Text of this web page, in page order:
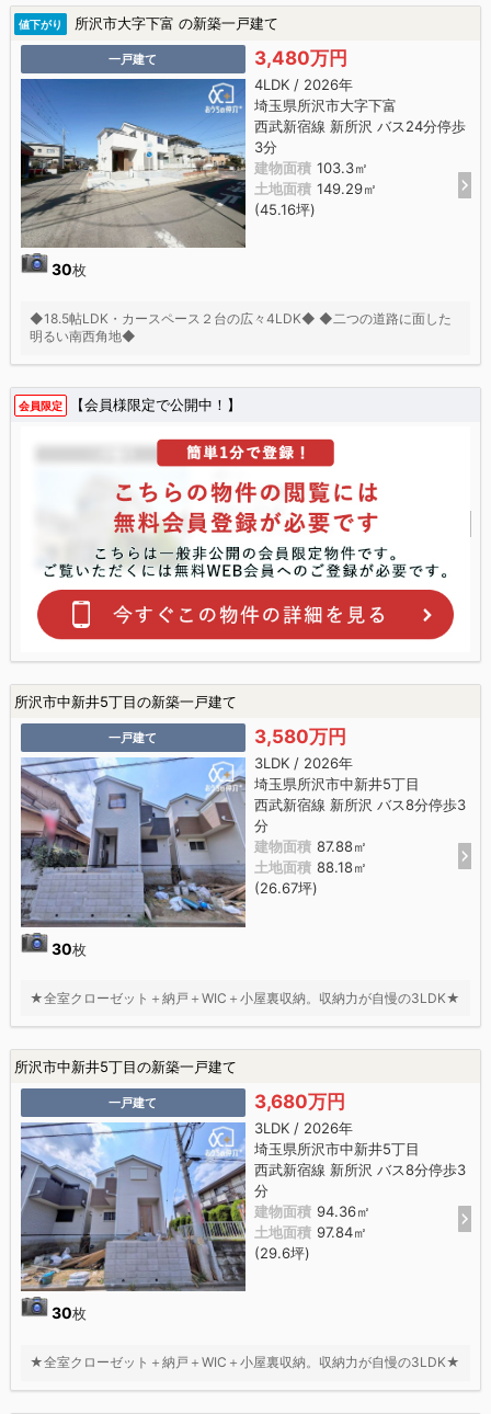
値下がり 所沢市大字下富 の新築一戸建て
一戸建て
30枚
3,480万円
4LDK / 2026年
埼玉県所沢市大字下富
西武新宿線 新所沢 バス24分停歩
3分
建物面積 103.3㎡
土地面積 149.29㎡
(45.16坪)
◆18.5帖LDK・カースペース２台の広々4LDK◆ ◆二つの道路に面した
明るい南西角地◆
会員限定 【会員様限定で公開中！】
所沢市中新井5丁目の新築一戸建て
一戸建て
30枚
3,580万円
3LDK / 2026年
埼玉県所沢市中新井5丁目
西武新宿線 新所沢 バス8分停歩3
分
建物面積 87.88㎡
土地面積 88.18㎡
(26.67坪)
★全室クローゼット＋納戸＋WIC＋小屋裏収納。収納力が自慢の3LDK★
所沢市中新井5丁目の新築一戸建て
一戸建て
30枚
3,680万円
3LDK / 2026年
埼玉県所沢市中新井5丁目
西武新宿線 新所沢 バス8分停歩3
分
建物面積 94.36㎡
土地面積 97.84㎡
(29.6坪)
★全室クローゼット＋納戸＋WIC＋小屋裏収納。収納力が自慢の3LDK★